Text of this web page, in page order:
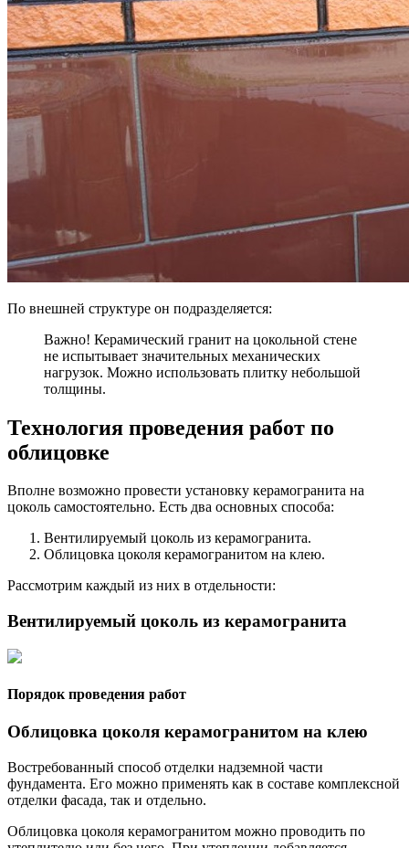
По внешней структуре он подразделяется:
Важно! Керамический гранит на цокольной стене
не испытывает значительных механических
нагрузок. Можно использовать плитку небольшой
толщины.
Технология проведения работ по
облицовке
Вполне возможно провести установку керамогранита на
цоколь самостоятельно. Есть два основных способа:
Вентилируемый цоколь из керамогранита.
Облицовка цоколя керамогранитом на клею.
Рассмотрим каждый из них в отдельности:
Вентилируемый цоколь из керамогранита
Порядок проведения работ
Облицовка цоколя керамогранитом на клею
Востребованный способ отделки надземной части
фундамента. Его можно применять как в составе комплексной
отделки фасада, так и отдельно.
Облицовка цоколя керамогранитом можно проводить по